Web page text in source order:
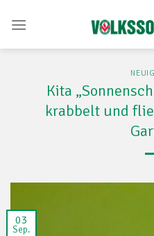
Kita
krabbelt und
03
Sep.